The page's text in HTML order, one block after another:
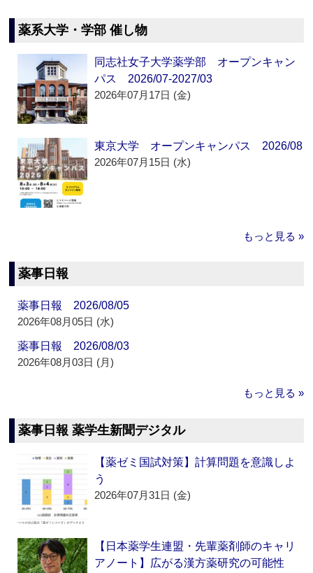
薬系大学・学部 催し物
同志社女子大学薬学部 オープンキャン
パス 2026/07-2027/03
2026年07月17日 (金)
東京大学 オープンキャンパス 2026/08
2026年07月15日 (水)
もっと見る »
薬事日報
薬事日報 2026/08/05
2026年08月05日 (水)
薬事日報 2026/08/03
2026年08月03日 (月)
もっと見る »
薬事日報 薬学生新聞デジタル
【薬ゼミ国試対策】計算問題を意識しよ
う
2026年07月31日 (金)
【日本薬学生連盟・先輩薬剤師のキャリ
アノート】広がる漢方薬研究の可能性